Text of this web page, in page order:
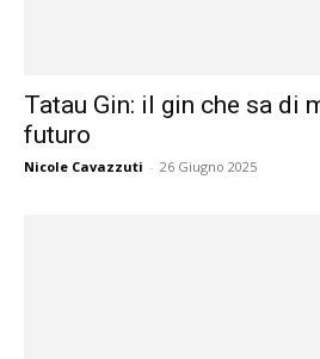
Tatau Gin: il gin che sa di
futuro
Nicole Cavazzuti - 26 Giugno 2025